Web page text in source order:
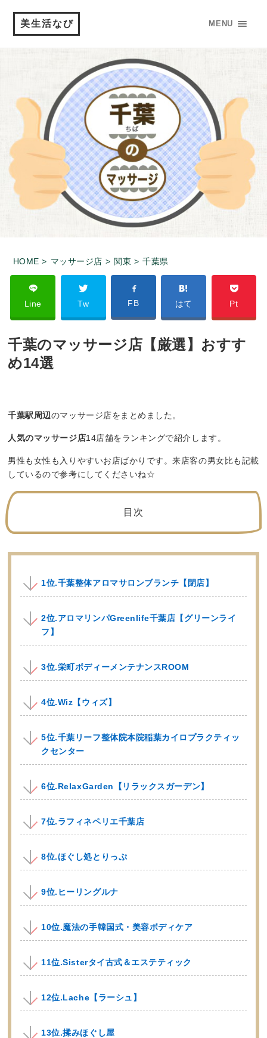
美生活なび MENU
HOME > マッサージ店 > 関東 > 千葉県
Line Tw FB はて Pt
千葉のマッサージ店【厳選】おすす
め14選
千葉駅周辺のマッサージ店をまとめました。
人気のマッサージ店14店舗をランキングで紹介します。
男性も女性も入りやすいお店ばかりです。来店客の男女比も記載
しているので参考にしてくださいね☆
目次
1位.千葉整体アロマサロンブランチ【閉店】
2位.アロマリンパGreenlife千葉店【グリーンライ
フ】
3位.栄町ボディーメンテナンスROOM
4位.Wiz【ウィズ】
5位.千葉リーフ整体院本院稲葉カイロプラクティッ
クセンター
6位.RelaxGarden【リラックスガーデン】
7位.ラフィネペリエ千葉店
8位.ほぐし処とりっぷ
9位.ヒーリングルナ
10位.魔法の手韓国式・美容ボディケア
11位.Sisterタイ古式＆エステティック
12位.Lache【ラーシュ】
13位.揉みほぐし屋